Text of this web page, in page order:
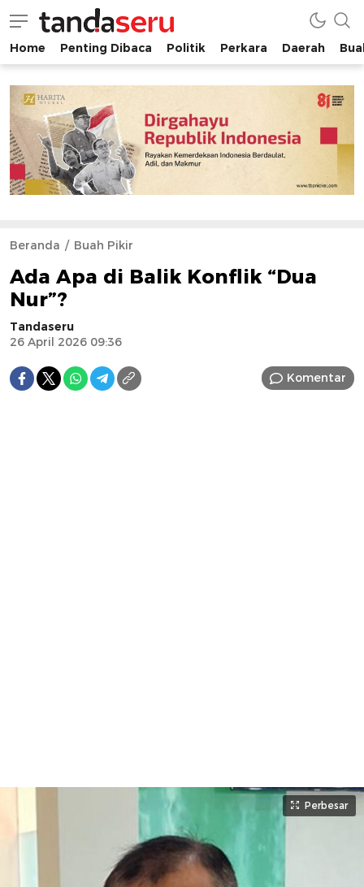
tandaseru.com | Penting Dibaca
tandaseru.com
Home Penting Dibaca Politik Perkara Daerah
Beranda Buah Pikir
Ada Apa di Balik Konflik “Dua
Nur”?
Tandaseru
26 April 2026 09:36
Komentar
Perbesar